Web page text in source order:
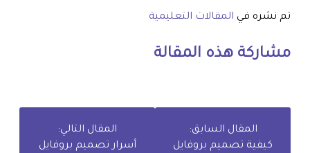
تم نشره في المقالات التعليمية
مشاركة هذه المقالة
المقال السابق:
كيفية تصميم بروفايل
المقال التالي:
أسرار تصميم بروفايل